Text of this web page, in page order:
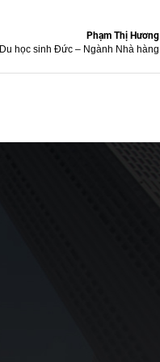
Phạm Thị Hương
Du học sinh Đức – Ngành Nhà hàng